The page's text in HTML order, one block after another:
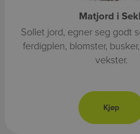
Matjord i
Sollet jord, egner seg godt
ferdigplen, blomster,
vekster.